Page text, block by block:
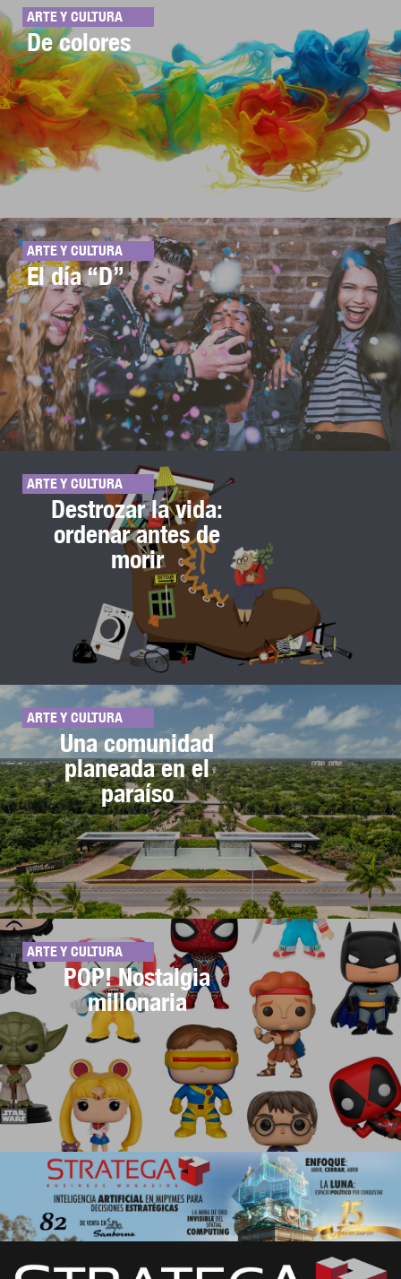
ARTE Y CULTURA
De colores
ARTE Y CULTURA
El día “D”
ARTE Y CULTURA
Destrozar la vida:
ordenar antes de
morir
ARTE Y CULTURA
Una comunidad
planeada en el
paraíso
ARTE Y CULTURA
POP! Nostalgia
millonaria